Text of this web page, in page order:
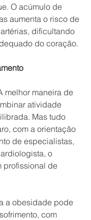
O acúmulo de
aumenta o risco de
dificultando
do coração.
melhor maneira de
atividade
Mas tudo
com a orientação
de especialistas,
o
profissional de
a obesidade pode
com